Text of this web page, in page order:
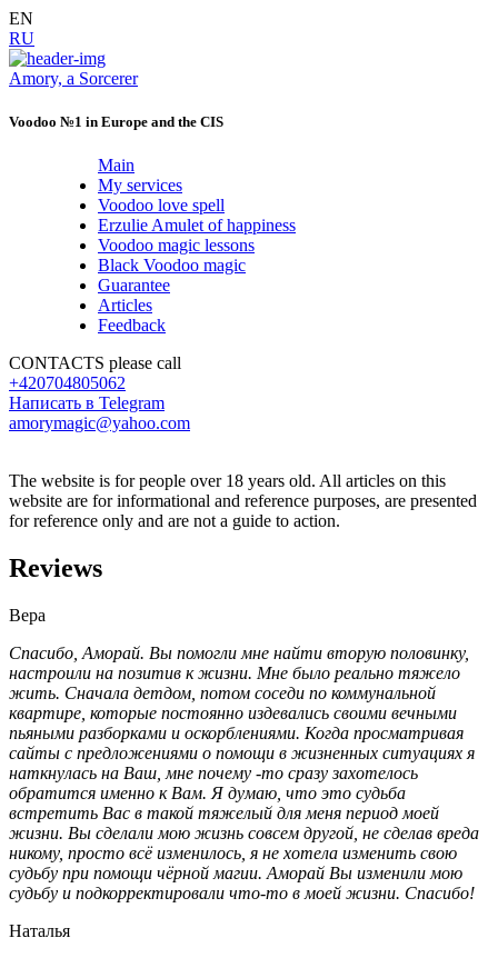
EN
RU
Amory, a Sorcerer
Voodoo №1 in Europe and the CIS
Main
My services
Voodoo love spell
Erzulie Amulet of happiness
Voodoo magic lessons
Black Voodoo magic
Guarantee
Articles
Feedback
CONTACTS please call
+420704805062
Написать в Telegram
amorymagic@yahoo.com
The website is for people over 18 years old. All articles on this
website are for informational and reference purposes, are presented
for reference only and are not a guide to action.
Reviews
Вера
Спасибо, Аморай. Вы помогли мне найти вторую половинку,
настроили на позитив к жизни. Мне было реально тяжело
жить. Сначала детдом, потом соседи по коммунальной
квартире, которые постоянно издевались своими вечными
пьяными разборками и оскорблениями. Когда просматривая
сайты с предложениями о помощи в жизненных ситуациях я
наткнулась на Ваш, мне почему -то сразу захотелось
обратится именно к Вам. Я думаю, что это судьба
встретить Вас в такой тяжелый для меня период моей
жизни. Вы сделали мою жизнь совсем другой, не сделав вреда
никому, просто всё изменилось, я не хотела изменить свою
судьбу при помощи чёрной магии. Аморай Вы изменили мою
судьбу и подкорректировали что-то в моей жизни. Спасибо!
Наталья